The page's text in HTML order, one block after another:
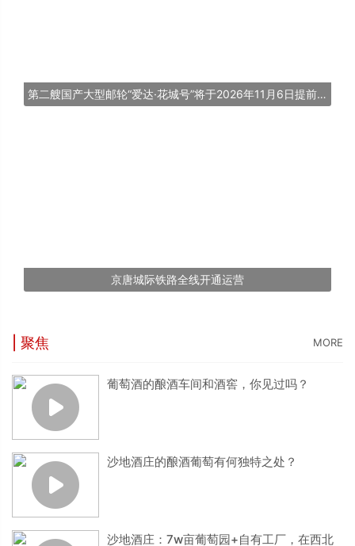
第二艘国产大型邮轮“爱达·花城号”将于2026年11月6日提前交付
京唐城际铁路全线开通运营
| 聚焦 MORE
葡萄酒的酿酒车间和酒窖，你见过吗？
沙地酒庄的酿酒葡萄有何独特之处？
沙地酒庄：7w亩葡萄园+自有工厂，在西北